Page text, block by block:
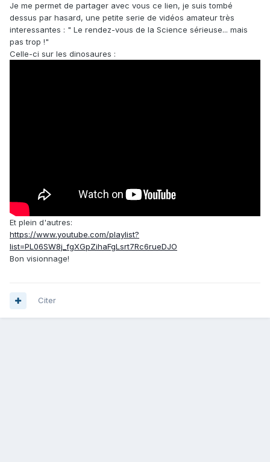
Je me permet de partager avec vous ce lien, je suis tombé
dessus par hasard, une petite serie de vidéos amateur très
interessantes : " Le rendez-vous de la Science sérieuse... mais
pas trop !"
Celle-ci sur les dinosaures :
Et plein d'autres:
https://www.youtube.com/playlist?
list=PL06SW8j_fgXGpZihaFgLsrt7Rc6rueDJO
Bon visionnage!
Citer